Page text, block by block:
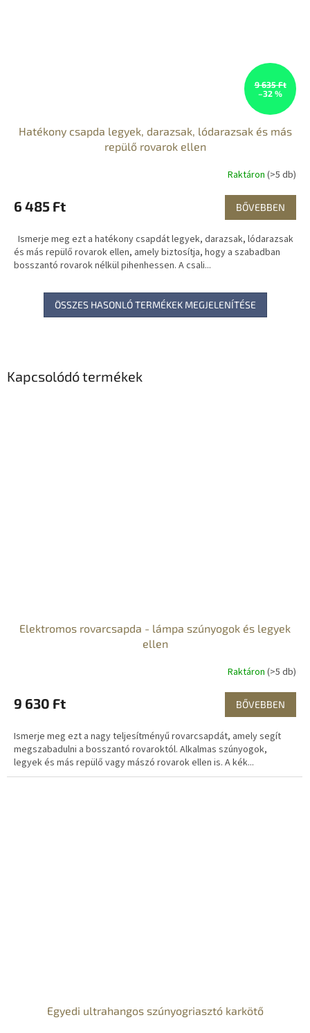
Kapcsolódó termékek
Elektromos rovarcsapda - lámpa szúnyogok és legyek
ellen
Raktáron (>5 db)
9 630 Ft BŐVEBBEN
Ismerje meg ezt a nagy teljesítményű rovarcsapdát, amely segít
megszabadulni a bosszantó rovaroktól. Alkalmas szúnyogok,
legyek és más repülő vagy mászó rovarok ellen is. A kék...
Egyedi ultrahangos szúnyogriasztó karkötő
9 635 Ft
–32 %
Hatékony csapda legyek, darazsak, lódarazsak és más
repülő rovarok ellen
Raktáron (>5 db)
6 485 Ft BŐVEBBEN
Ismerje meg ezt a hatékony csapdát legyek, darazsak, lódarazsak
és más repülő rovarok ellen, amely biztosítja, hogy a szabadban
bosszantó rovarok nélkül pihenhessen. A csali...
ÖSSZES HASONLÓ TERMÉKEK MEGJELENÍTÉSE